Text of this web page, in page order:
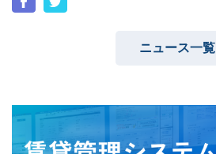
ニュース一覧